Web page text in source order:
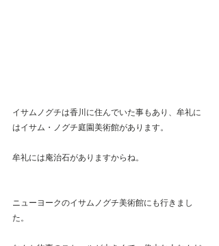
イサムノグチは香川に住んでいた事もあり、牟礼に
はイサム・ノグチ庭園美術館があります。
牟礼には庵治石がありますからね。
ニューヨークのイサムノグチ美術館にも行きまし
た。